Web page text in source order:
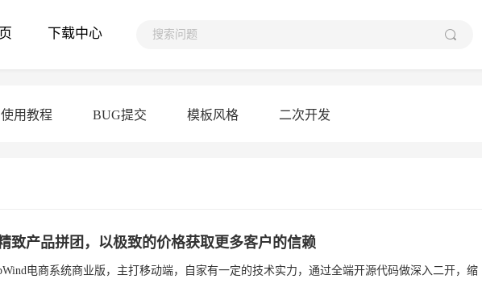
下载中心
使用教程 BUG提交 模板风格 二次开发
致产品拼团，以极致的价格获取更多客户的信赖
电商系统商业版，主打移动端，自家有一定的技术实力，通过全端开源代码做深入二开，缩